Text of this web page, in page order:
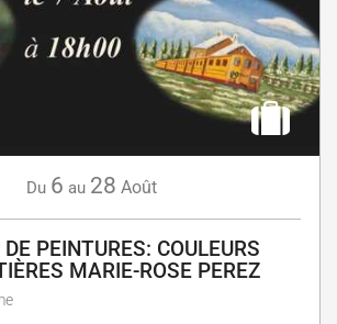
Du 6 au 28 Août
PEINTURES: COULEURS
MARIE-ROSE PEREZ